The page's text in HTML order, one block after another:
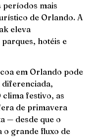
períodos mais
de Orlando. A
eleva
hotéis e
em Orlando pode
clima festivo, as
de primavera
— desde que o
o grande fluxo de